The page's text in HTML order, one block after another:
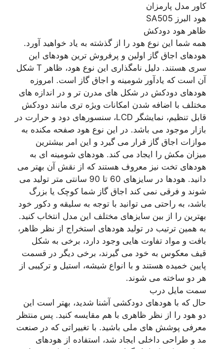
کاور مدل پارمزان
هود البرز SA505
ظاهر هود دودکش
همه شما این نوع هود را از گذشته به یاد خواهید آورد.
هودهای اجاق گاز اولین و پرفروش ترین هودهای این
سری هستند. دلیل نامگذاری این نوع هود، ظاهر T شکل
آن است که یادآور شومینه و اجاق گاز است. امروزه
هودهای دودکش در شکل های مدرن تر و در اندازه های
مختلف با اضافه شدن امکانات ویژه تری مانند دودکش
قابل تنظیم، نمایشگر LCD، سنسورهای دود و حرارت در
بازار موجود می باشد. در این نوع هود صفحه مکنده به
موازات اجاق گاز قرار می گیرد و این امر بیشترین
میزان مکش را ایجاد می کند. هودهای شومینه ای به
هودهای تخت نیز معروف هستند که از نقش آن بهتر می
دانید. هودها در سایزهای 60 تا 90 سانتی متر تولید می
شوند و فرقی نمی کند اجاق گاز شما کوچک یا بزرگ
باشد، به راحتی می توانید با توجه به سلیقه و دکور خود
بهترین را از بین سایزهای مختلف این مدل انتخاب کنید.
به همین ترتیب در تولید هودهای استخراج از نظر ظاهر،
بافت و مواد تفاوت هایی وجود دارد، برخی به شکل
قیف معکوس به خود می گیرند، برخی دیگر در قسمت
پایین خمیده هستند و با انواع شیشه، استیل و ترکیبی از
هر دو ساخته می شوند.
سمت مایل درب
حال که با هودهای دودکشی آشنا شدید، بهتر است این
دو هود را از نظر ظاهری با هم مقایسه کنید. پس منتظر
معرفی پوشش های ملی باشید. با تغییراتی که در صنعت
مد و طراحی داخلی ایجاد شد، استفاده از هودهای